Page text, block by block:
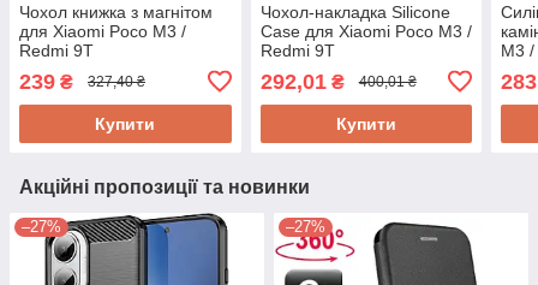
Чохол книжка з магнітом
для Xiaomi Poco M3 /
Redmi 9T
239 ₴ 327,40 ₴
Купити
Чохол-накладка Silicone
Case для Xiaomi Poco M3 /
Redmi 9T
292,01₴ 400,01 ₴
Купити
M3
283
Акційні пропозиції та новинки
–27% –27%